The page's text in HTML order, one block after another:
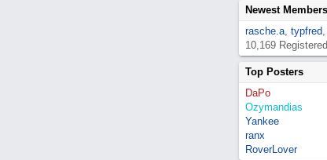
Newest Members
rasche.a, typfred
10,169
Top Posters
DaPo
Ozymandias
Yankee
ranx
RoverLover